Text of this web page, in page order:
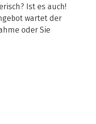
Ist es auch!
wartet der
oder Sie